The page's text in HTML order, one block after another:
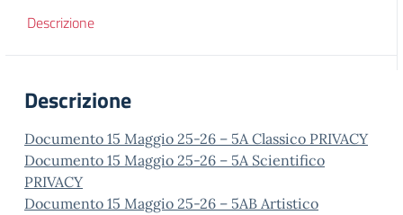
Descrizione
Descrizione
Documento 15 Maggio 25-26 – 5A Classico PRIVACY
Documento 15 Maggio 25-26 – 5A Scientifico
PRIVACY
Documento 15 Maggio 25-26 – 5AB Artistico